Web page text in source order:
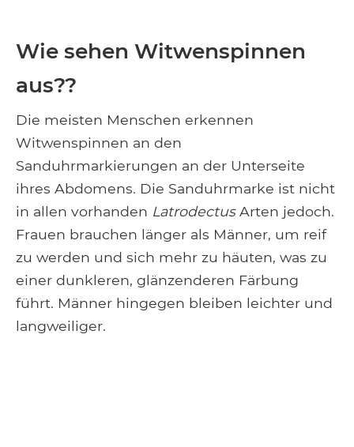
Wie sehen Witwenspinnen
aus??
Die meisten Menschen erkennen
Witwenspinnen an den
Sanduhrmarkierungen an der Unterseite
ihres Abdomens. Die Sanduhrmarke ist nicht
in allen vorhanden LatrodectusArten jedoch.
Frauen brauchen länger als Männer, um reif
zu werden und sich mehr zu häuten, was zu
einer dunkleren, glänzenderen Färbung
führt. Männer hingegen bleiben leichter und
langweiliger.